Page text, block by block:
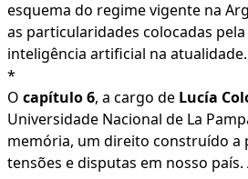
esquema do regime vigente na
as particularidades colocadas
inteligência artificial na atualidade.
*
O capítulo 6, a cargo de Lucía
Universidade Nacional de La
memória, um direito construído a
tensões e disputas em nosso